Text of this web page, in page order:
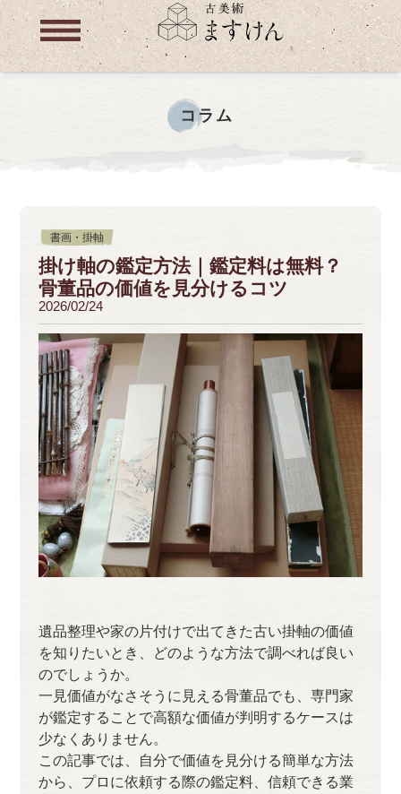
コラム
書画・掛軸
掛け軸の鑑定方法｜鑑定料は無料？
骨董品の価値を見分けるコツ
2026/02/24
遺品整理や家の片付けで出てきた古い掛軸の価値
を知りたいとき、どのような方法で調べれば良い
のでしょうか。
一見価値がなさそうに見える骨董品でも、専門家
が鑑定することで高額な価値が判明するケースは
少なくありません。
この記事では、自分で価値を見分ける簡単な方法
から、プロに依頼する際の鑑定料、信頼できる業